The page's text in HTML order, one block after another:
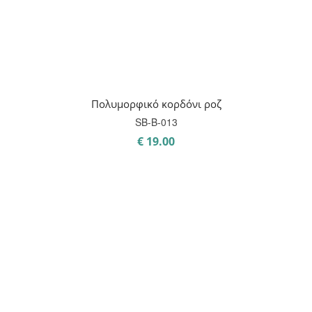
Πολυμορφικό κορδόνι ροζ
SB-B-013
€ 19.00